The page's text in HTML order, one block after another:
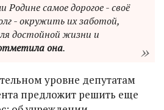
самое дорогое - своё
- окружить их заботой,
достойной жизни и
она.
уровне депутатам
предложит решить еще